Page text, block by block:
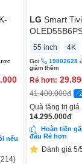
nếu
LG Smart
55 inch 4K
Gọi 19002628
giảm thêm
Rẻ hơn:
41.400.000đ
-
Quà tặng trị giá
14.295.000đ
Hoàn tiền
đâu Rẻ hơn
Đánh giá 5/